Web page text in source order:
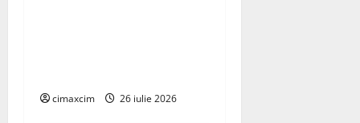
cimaxcim 26 iulie 2026